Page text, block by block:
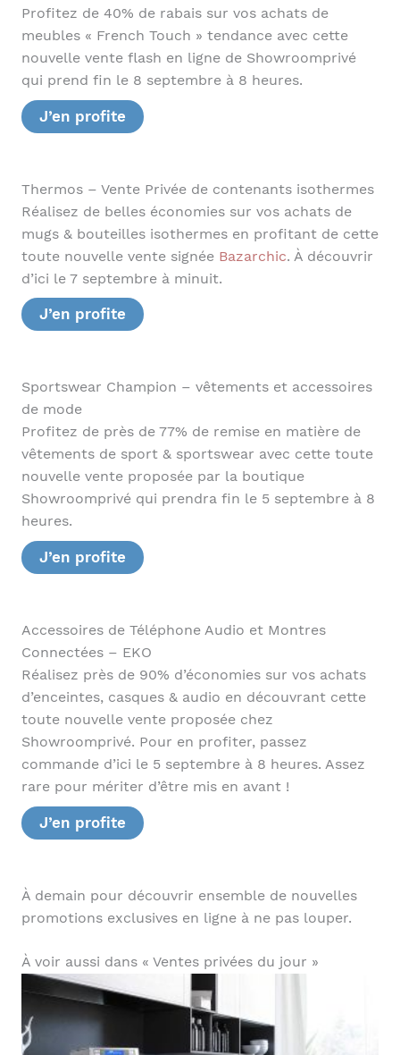
Profitez de 40% de rabais sur vos achats de
meubles « French Touch » tendance avec cette
nouvelle vente flash en ligne de Showroomprivé
qui prend fin le 8 septembre à 8 heures.
J’en profite
Thermos – Vente Privée de contenants isothermes
Réalisez de belles économies sur vos achats de
mugs & bouteilles isothermes en profitant de cette
toute nouvelle vente signée Bazarchic. À découvrir
d’ici le 7 septembre à minuit.
J’en profite
Sportswear Champion – vêtements et accessoires
de mode
Profitez de près de 77% de remise en matière de
vêtements de sport & sportswear avec cette toute
nouvelle vente proposée par la boutique
Showroomprivé qui prendra fin le 5 septembre à 8
heures.
J’en profite
Accessoires de Téléphone Audio et Montres
Connectées – EKO
Réalisez près de 90% d’économies sur vos achats
d’enceintes, casques & audio en découvrant cette
toute nouvelle vente proposée chez
Showroomprivé. Pour en profiter, passez
commande d’ici le 5 septembre à 8 heures. Assez
rare pour mériter d’être mis en avant !
J’en profite
À demain pour découvrir ensemble de nouvelles
promotions exclusives en ligne à ne pas louper.
À voir aussi dans « Ventes privées du jour »